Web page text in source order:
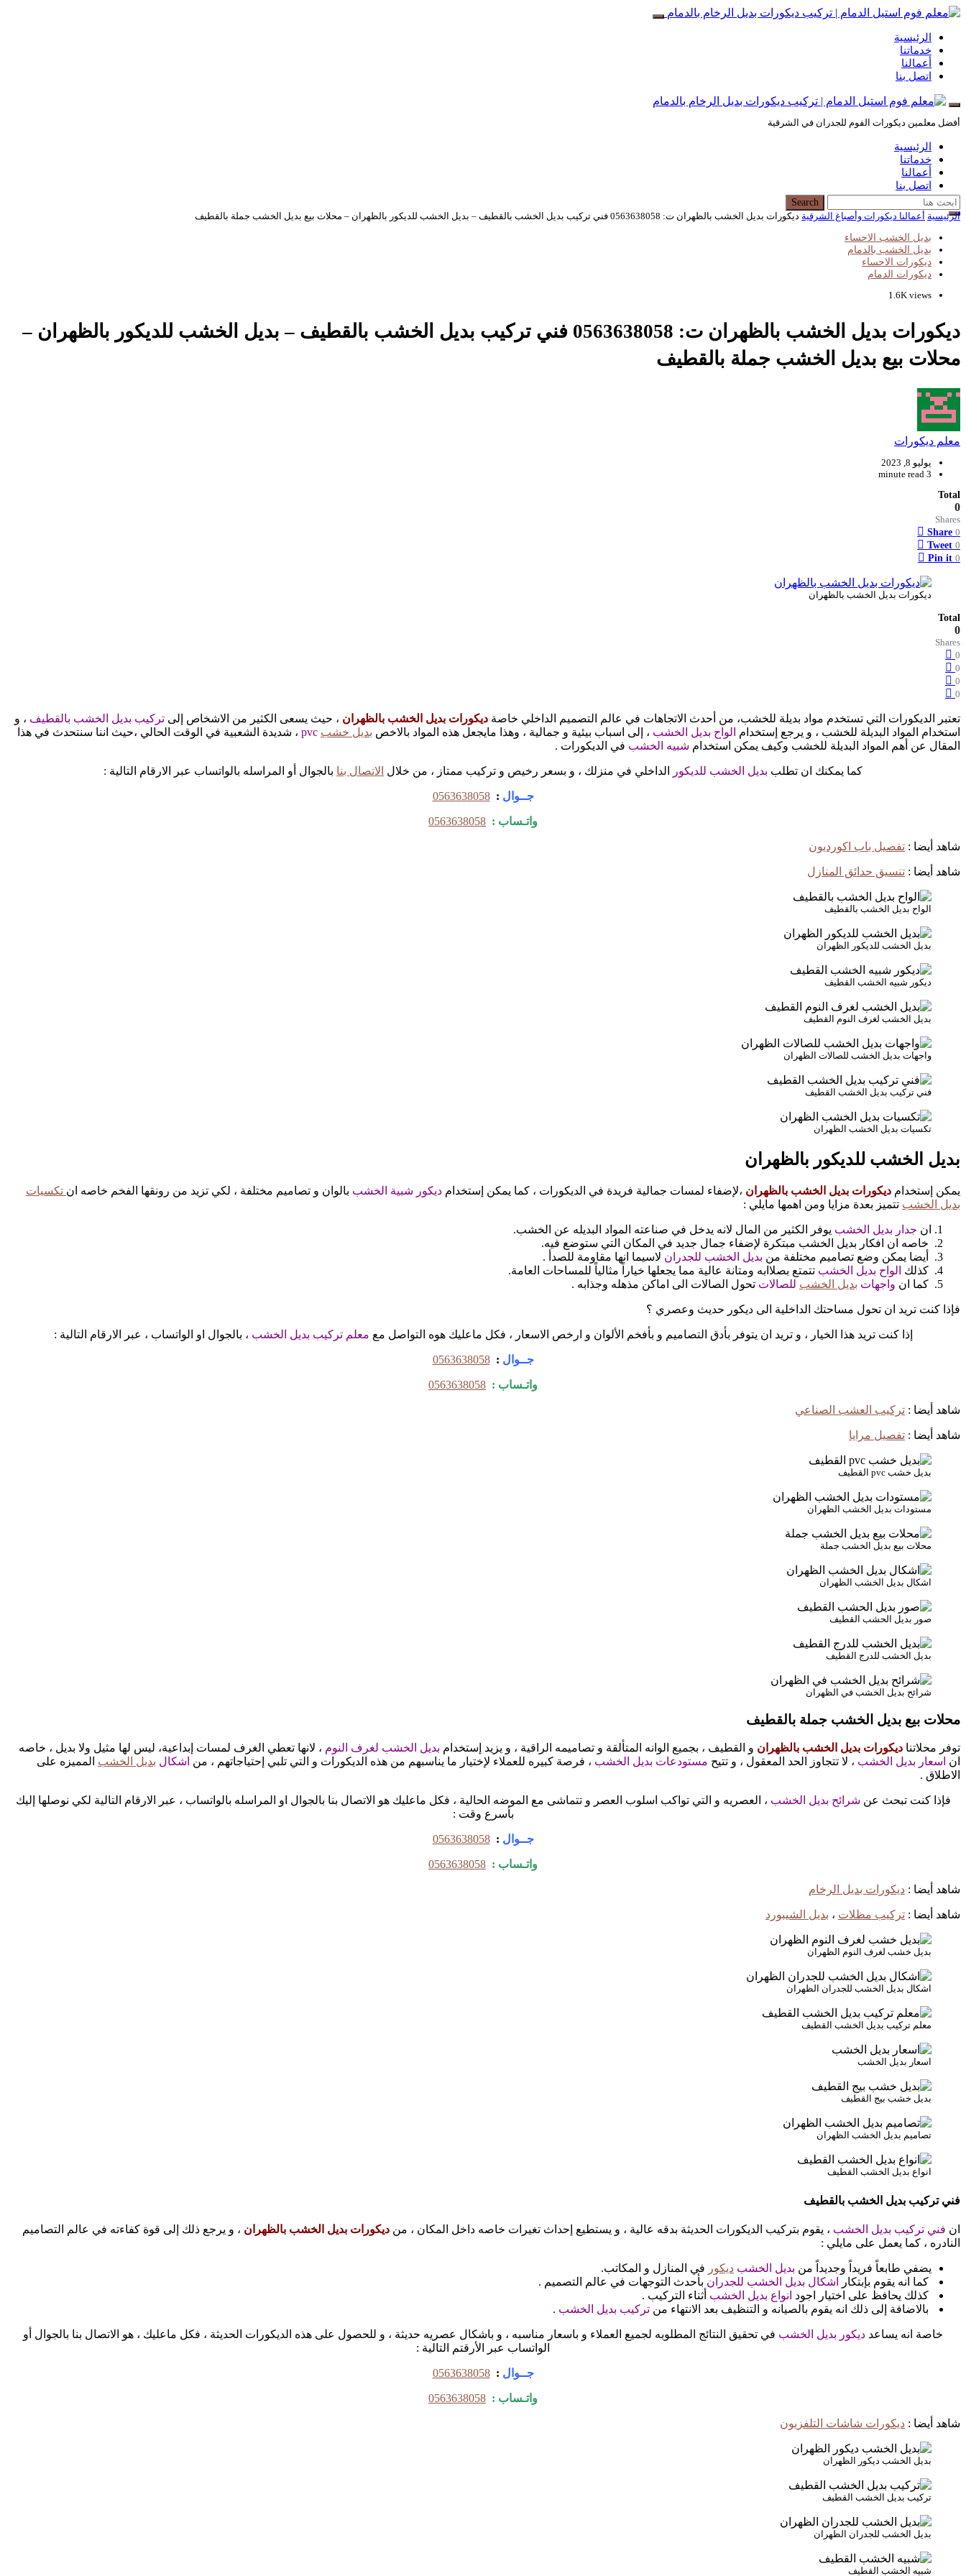
الرئيسية
خدماتنا
أعمالنا
اتصل بنا
أفضل معلمين ديكورات الفوم للجدران في الشرقية
الرئيسية
خدماتنا
أعمالنا
اتصل بنا
Search for:
Search
الرئيسية أعمالنا ديكورات وأصباغ الشرقية ديكورات بديل الخشب بالظهران ت: 0563638058 فني تركيب بديل الخشب بالقطيف – بديل الخشب للديكور بالظهران – محلات بيع بديل الخشب جملة بالقطيف
بديل الخشب الاحساء
بديل الخشب بالدمام
ديكورات الاحساء
ديكورات الدمام
1.6K views
ديكورات بديل الخشب بالظهران ت: 0563638058 فني تركيب بديل الخشب بالقطيف – بديل الخشب للديكور بالظهران –
محلات بيع بديل الخشب جملة بالقطيف
معلم ديكورات
يوليو 8, 2023
3 minute read
Total
0
Shares
Share 0
Tweet 0
Pin it 0
ديكورات بديل الخشب بالظهران
Total
0
Shares
0
0
0
0
تعتبر الديكورات التي تستخدم مواد بديلة للخشب، من أحدث الاتجاهات في عالم التصميم الداخلي خاصة ديكورات بديل الخشب بالظهران ، حيث يسعى الكثير من الاشخاص إلى تركيب بديل الخشب بالقطيف ، و
استخدام المواد البديلة للخشب ، و يرجع إستخدام الواح بديل الخشب ، إلى اسباب بيئية و جمالية ، وهذا مايجعل هذه المواد بالاخص بديل خشب
، شديدة الشعبية في الوقت الحالي ،حيث اننا سنتحدث في هذا
المقال عن أهم المواد البديلة للخشب وكيف يمكن استخدام شبيه الخشب في الديكورات .
كما يمكنك ان تطلب بديل الخشب للديكور الداخلي في منزلك ، و بسعر رخيص و تركيب ممتاز ، من خلال الاتصال بنا بالجوال أو المراسله بالواتساب عبر الارقام التالية :
جــوال :
0563638058
واتـساب : 0563638058
شاهد أيضا : تفصيل باب اكورديون
شاهد أيضا : تنسيق حدائق المنازل
الواح بديل الخشب بالقطيف
بديل الخشب للديكور الظهران
ديكور شبيه الخشب القطيف
بديل الخشب لغرف النوم القطيف
واجهات بديل الخشب للصالات الظهران
فني تركيب بديل الخشب القطيف
تكسيات بديل الخشب الظهران
بديل الخشب للديكور بالظهران
يمكن إستخدام ديكورات بديل الخشب بالظهران ،لإضفاء لمسات جمالية فريدة في الديكورات ، كما يمكن إستخدام ديكور شبية الخشب بالوان و تصاميم مختلفة ، لكي تزيد من رونقها الفخم خاصه ان تكسيات
بديل الخشب تتميز بعدة مزايا ومن اهمها مايلي :
ان جدار بديل الخشب يوفر الكثير من المال لانه يدخل في صناعته المواد البديله عن الخشب.
خاصه ان افكار بديل الخشب مبتكرة لإضفاء جمال جديد في المكان التي ستوضع فيه.
أيضا يمكن وضع تصاميم مختلفة من بديل الخشب للجدران لاسيما انها مقاومة للصدأ .
كذلك الواح بديل الخشب تتمتع بصلاابه ومتانة عالية مما يجعلها خياراً مثالياً للمساحات العامة.
كما ان واجهات بديل الخشب للصالات تحول الصالات الى اماكن مذهله وجذابه .
فإذا كنت تريد ان تحول مساحتك الداخلية الى ديكور حديث وعصري ؟
إذا كنت تريد هذا الخيار ، و تريد ان يتوفر بأدق التصاميم و بأفخم الألوان و ارخص الاسعار ، فكل ماعليك هوه التواصل مع معلم تركيب بديل الخشب ، بالجوال او الواتساب ، عبر الارقام التالية :
جــوال :
0563638058
واتـساب : 0563638058
شاهد أيضا : تركيب العشب الصناعي
شاهد أيضا : تفصيل مرايا
بديل خشب pvc القطيف
مستودات بديل الخشب الظهران
محلات بيع بديل الخشب جملة
اشكال بديل الخشب الظهران
صور بديل الحشب القطيف
بديل الخشب للدرج القطيف
شرائح بديل الخشب في الظهران
محلات بيع بديل الخشب جملة بالقطيف
توفر محلاتنا ديكورات بديل الخشب بالظهران و القطيف ، بجميع الوانه المتألقة و تصاميمه الراقية ، و يزيد إستخدام بديل الخشب لغرف النوم ، لانها تعطي الغرف لمسات إبداعية، ليس لها مثيل ولا بديل ، خاصه
ان اسعار بديل الخشب ، لا تتجاوز الحد المعقول ، و تتيح مستودعات بديل الخشب ، فرصة كبيره للعملاء لإختيار ما يناسبهم من هذه الديكورات و التي تلبي إحتياجاتهم ، من اشكال بديل الخشب المميزه على
الاطلاق .
فإذا كنت تبحث عن شرائح بديل الخشب ، العصريه و التي تواكب اسلوب العصر و تتماشى مع الموضه الحالية ، فكل ماعليك هو الاتصال بنا بالجوال او المراسله بالواتساب ، عبر الارقام التالية لكي نوصلها إليك
بأسرع وقت :
جــوال :
0563638058
واتـساب : 0563638058
شاهد أيضا : ديكورات بديل الرخام
شاهد أيضا : تركيب مظلات ، بديل الشيبورد
بديل خشب لغرف النوم الظهران
اشكال بديل الخشب للجدران الظهران
معلم تركيب بديل الخشب القطيف
اسعار بديل الخشب
بديل خشب بيج القطيف
تصاميم بديل الخشب الظهران
انواع بديل الخشب القطيف
فني تركيب بديل الخشب بالقطيف
ان فني تركيب بديل الخشب ، يقوم بتركيب الديكورات الحديثة بدقه عالية ، و يستطيع إحداث تغيرات خاصه داخل المكان ، من ديكورات بديل الخشب بالظهران ، و يرجع ذلك إلى قوة كفاءته في عالم التصاميم
النادره ، كما يعمل على مايلي :
يضفي طابعاً فريداً وجديداً من بديل الخشب ديكور في المنازل و المكاتب.
كما انه يقوم بإبتكار
اشكال بديل الخشب للجدران بأحدث التوجهات في عالم التصميم .
كذلك يحافظ على اختيار اجود انواع بديل الخشب أثناء التركيب .
بالاضافة إلى ذلك انه يقوم بالصيانه و التنظيف بعد الانتهاء من تركيب بديل الخشب .
خاصة انه يساعد ديكور بديل الخشب في تحقيق النتائج المطلوبه لجميع العملاء و باسعار مناسبه ، و باشكال عصريه حديثة ، و للحصول على هذه الديكورات الحديثة ، فكل ماعليك ، هو الاتصال بنا بالجوال أو
الواتساب عبر الأرقتم التالية :
جــوال :
0563638058
واتـساب : 0563638058
شاهد أيضا : ديكورات شاشات التلفزيون
بديل الخشب ديكور الظهران
تركيب بديل الخشب القطيف
بديل الخشب للجدران الظهران
شبيه الخشب القطيف